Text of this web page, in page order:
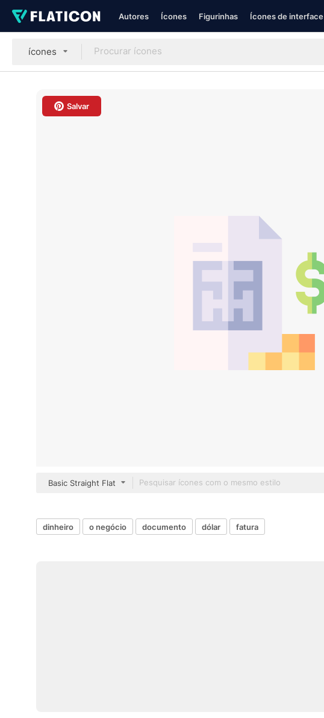
Autores Ícones Figurinhas Ícones de interface
ícones
Salvar
Basic Straight Flat
dinheiro o negócio documento dólar fatura